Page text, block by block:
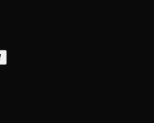
Search